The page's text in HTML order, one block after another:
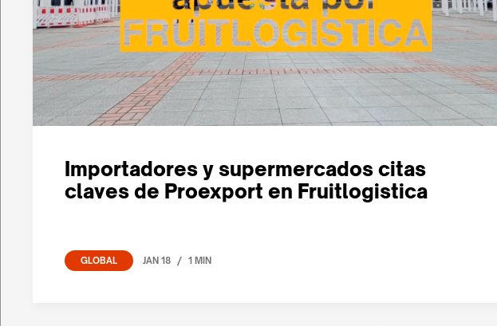
Importadores y supermercados citas
claves de Proexport en Fruitlogistica
GLOBAL JAN 18 / 1 MIN